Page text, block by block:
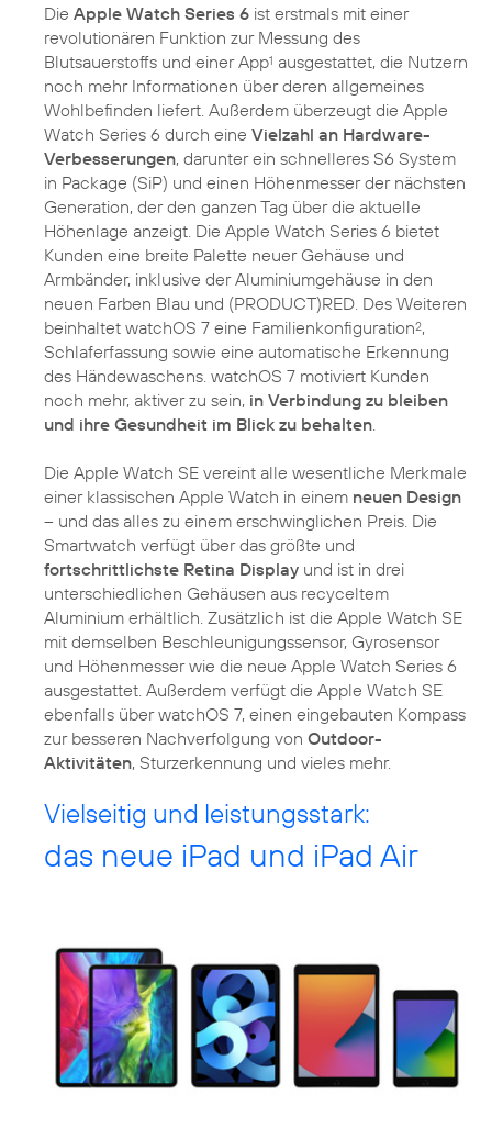
Die Apple Watch Series 6 ist erstmals mit einer
revolutionären Funktion zur Messung des
Blutsauerstoffs und einer App1 ausgestattet, die Nutzern
noch mehr Informationen über deren allgemeines
Wohlbefinden liefert. Außerdem überzeugt die Apple
Watch Series 6 durch eine Vielzahl an Hardware-
Verbesserungen, darunter ein schnelleres S6 System
in Package (SiP) und einen Höhenmesser der nächsten
Generation, der den ganzen Tag über die aktuelle
Höhenlage anzeigt. Die Apple Watch Series 6 bietet
Kunden eine breite Palette neuer Gehäuse und
Armbänder, inklusive der Aluminiumgehäuse in den
neuen Farben Blau und (PRODUCT)RED. Des Weiteren
beinhaltet watchOS 7 eine Familienkonfiguration2,
Schlaferfassung sowie eine automatische Erkennung
des Händewaschens. watchOS 7 motiviert Kunden
noch mehr, aktiver zu sein, in Verbindung zu bleiben
und ihre Gesundheit im Blick zu behalten
Die Apple Watch SE vereint alle wesentliche Merkmale
einer klassischen Apple Watch in einem neuen Design
– und das alles zu einem erschwinglichen Preis. Die
Smartwatch verfügt über das größte und
fortschrittlichste Retina Display und ist in drei
unterschiedlichen Gehäusen aus recyceltem
Aluminium erhältlich. Zusätzlich ist die Apple Watch SE
mit demselben Beschleunigungssensor, Gyrosensor
und Höhenmesser wie die neue Apple Watch Series 6
ausgestattet. Außerdem verfügt die Apple Watch SE
ebenfalls über watchOS 7, einen eingebauten Kompass
zur besseren Nachverfolgung von Outdoor-
Aktivitäten, Sturzerkennung und vieles mehr.
Vielseitig und leistungsstark:
das neue iPad und iPad Air